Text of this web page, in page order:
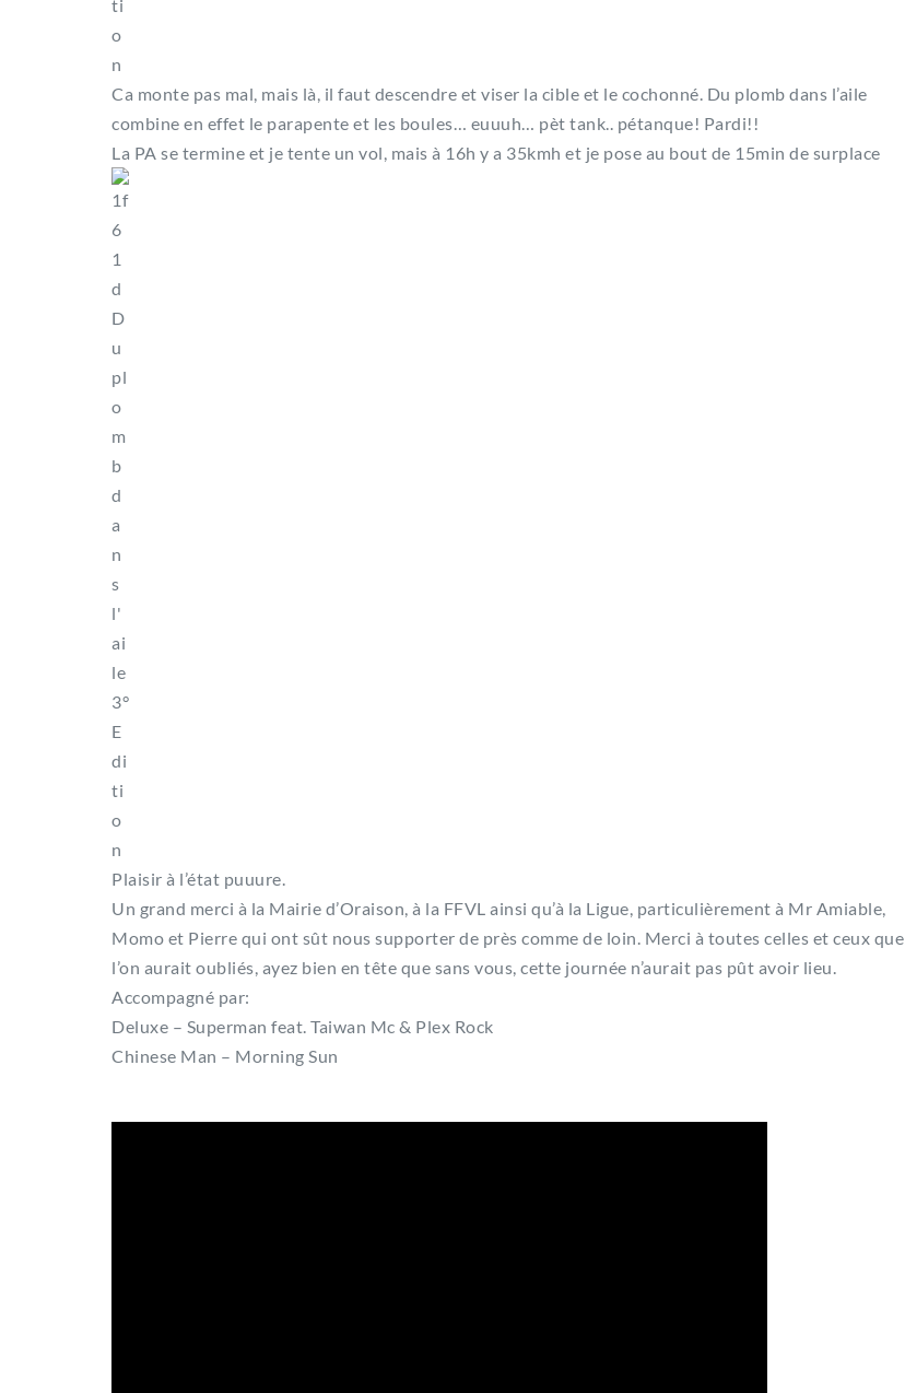
Ca monte pas mal, mais là, il faut descendre et viser la cible et le cochonné. Du plomb dans l’aile
combine en effet le parapente et les boules… euuuh… pèt tank.. pétanque! Pardi!!
La PA se termine et je tente un vol, mais à 16h y a 35kmh et je pose au bout de 15min de surplace
Plaisir à l’état puuure.
Un grand merci à la Mairie d’Oraison, à la FFVL ainsi qu’à la Ligue, particulièrement à Mr Amiable,
Momo et Pierre qui ont sût nous supporter de près comme de loin. Merci à toutes celles et ceux que
l’on aurait oubliés, ayez bien en tête que sans vous, cette journée n’aurait pas pût avoir lieu.
Accompagné par:
Deluxe – Superman feat. Taiwan Mc & Plex Rock
Chinese Man – Morning Sun